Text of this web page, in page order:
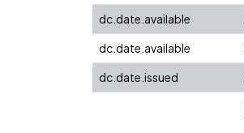
dc.date.available
dc.date.available
dc.date.issued